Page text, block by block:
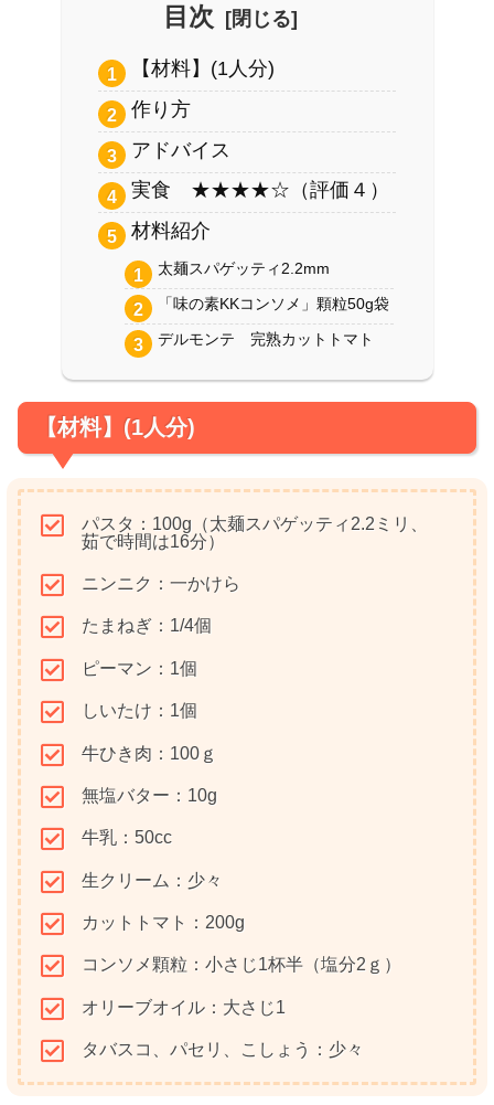
目次
【材料】(1人分)
作り方
アドバイス
実食 ★★★★☆（評価４）
材料紹介
太麺スパゲッティ2.2mm
「味の素KKコンソメ」顆粒50g袋
デルモンテ 完熟カットトマト
【材料】(1人分)
パスタ：100g（太麺スパゲッティ2.2ミリ、
茹で時間は16分）
ニンニク：一かけら
たまねぎ：1/4個
ピーマン：1個
しいたけ：1個
牛ひき肉：100ｇ
無塩バター：10g
牛乳：50cc
生クリーム：少々
カットトマト：200g
コンソメ顆粒：小さじ1杯半（塩分2ｇ）
オリーブオイル：大さじ1
タバスコ、パセリ、こしょう：少々